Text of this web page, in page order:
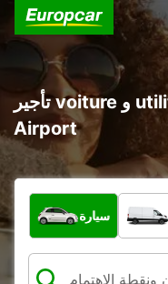
تأجير voiture و utilitaire في Innsbruck
Airport
ما نوع المركبة؟
سيارة